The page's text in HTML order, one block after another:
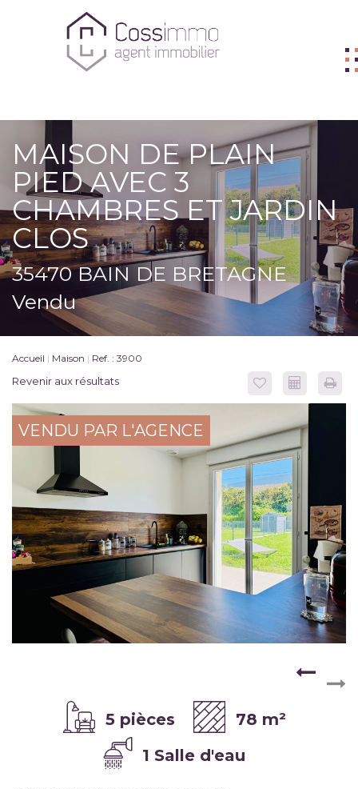
VENDRE
BIENS VENDUS
LOUER
L'AGENCE
ME CONTACTER
FNAIM
MAISON DE PLAIN
PIED AVEC 3
CHAMBRES ET JARDIN
CLOS
35470 BAIN DE BRETAGNE
Vendu
Accueil Maison Ref. : 3900
Revenir aux résultats
VENDU PAR L'AGENCE
5 pièces
78 m²
1 Salle d'eau